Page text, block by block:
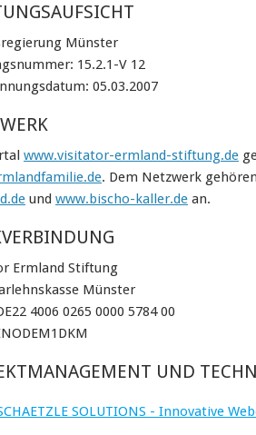
Münster
15.2.1-V 12
05.03.2007
www.visitator-ermland-stiftung.de
. Dem Netzwerk
und www.bischo-kaller.de an.
Ermland Stiftung
Münster
4006 0265 0000 5784 00
UND
SOLUTIONS - Innovative